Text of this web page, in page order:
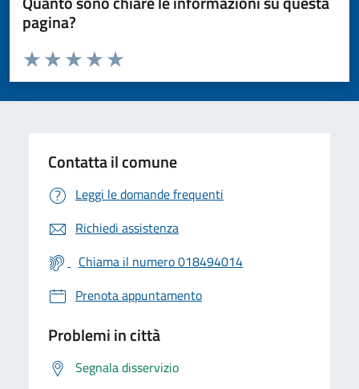
pagina?
Valuta da 1 a 5 stelle la pagina
Valuta 5 stelle su 5
Valuta 4 stelle su 5
Valuta 3 stelle su 5
Valuta 2 stelle su 5
Valuta 1 stelle su 5
Contatta il comune
Leggi le domande frequenti
Richiedi assistenza
Chiama il numero 018494014
Prenota appuntamento
Problemi in città
Segnala disservizio